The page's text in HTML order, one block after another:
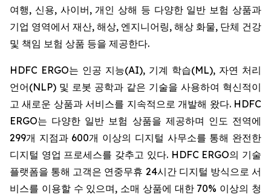
여행, 신용, 사이버, 개인 상해 등 다양한 일반 보험 상품과
기업 영역에서 재산, 해상, 엔지니어링, 해상 화물, 단체 건강
및 책임 보험 상품 등을 제공한다.
HDFC ERGO는 인공 지능(AI), 기계 학습(ML), 자연 처리
언어(NLP) 및 로봇 공학과 같은 기술을 사용하여 혁신적이
고 새로운 상품과 서비스를 지속적으로 개발해 왔다. HDFC
ERGO는 다양한 일반 보험 상품을 제공하며 인도 전역에
299개 지점과 600개 이상의 디지털 사무소를 통해 완전한
디지털 영업 프로세스를 갖추고 있다. HDFC ERGO의 기술
플랫폼을 통해 고객은 연중무휴 24시간 디지털 방식으로 서
비스를 이용할 수 있으며, 소매 상품에 대한 70% 이상의 청